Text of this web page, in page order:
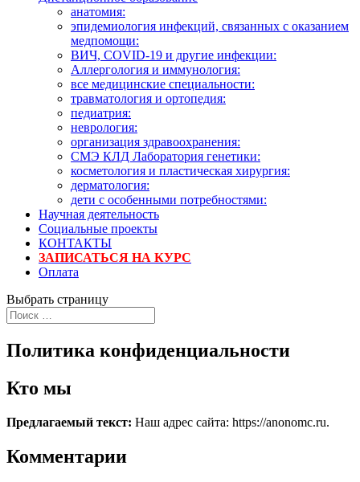
анатомия:
эпидемиология инфекций, связанных с оказанием
медпомощи:
ВИЧ, COVID-19 и другие инфекции:
Аллергология и иммунология:
все медицинские специальности:
травматология и ортопедия:
педиатрия:
неврология:
организация здравоохранения:
СМЭ КЛД Лаборатория генетики:
косметология и пластическая хирургия:
дерматология:
дети с особенными потребностями:
Научная деятельность
Социальные проекты
КОНТАКТЫ
ЗАПИСАТЬСЯ НА КУРС
Оплата
Выбрать страницу
Политика конфиденциальности
Кто мы
Предлагаемый текст: Наш адрес сайта: https://anonomc.ru.
Комментарии